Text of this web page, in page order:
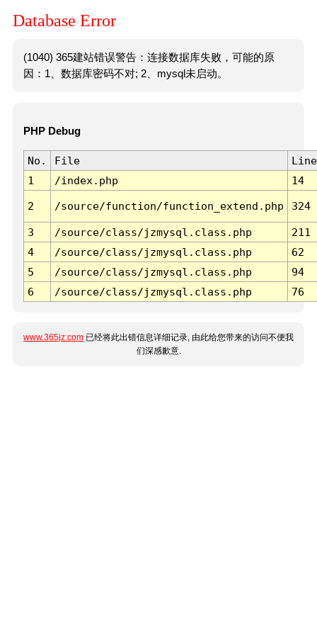
Database Error
(1040) 365建站错误警告：连接数据库失败，可能的原
因：1、数据库密码不对; 2、mysql未启动。
PHP Debug
No. File
Line
1
/index.php 14
2 /source/function/function_extend.php 324
3 /source/class/jzmysql.class.php
211
4
/source/class/jzmysql.class.php
62
5
/source/class/jzmysql.class.php
94
6
/source/class/jzmysql.class.php 76
www.365jz.com 已经将此出错信息详细记录, 由此给您带来的访问不便我
们深感歉意.